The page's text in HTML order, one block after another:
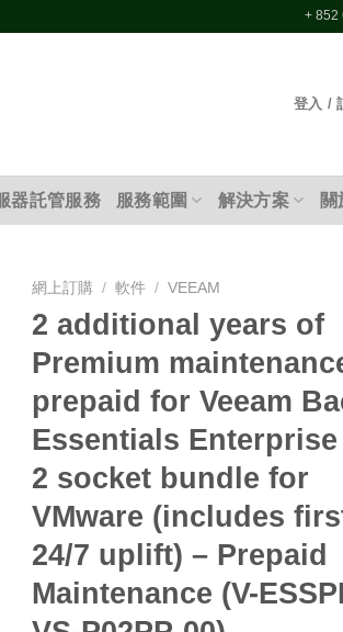
+ 852
登入 /
器託管服務 服務範圍 解決方案 關
網上訂購 / 軟件 / VEEAM
2 additional years of
Premium
prepaid for Veeam
Essentials
2 socket bundle for
VMware (includes
24/7 uplift) – Prepaid
Maintenance (V-